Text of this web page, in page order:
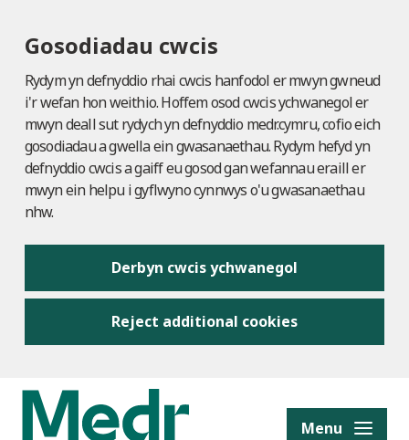
Gosodiadau cwcis
Rydym yn defnyddio rhai cwcis hanfodol er mwyn gwneud
i'r wefan hon weithio. Hoffem osod cwcis ychwanegol er
mwyn deall sut rydych yn defnyddio medr.cymru, cofio eich
gosodiadau a gwella ein gwasanaethau. Rydym hefyd yn
defnyddio cwcis a gaiff eu gosod gan wefannau eraill er
mwyn ein helpu i gyflwyno cynnwys o'u gwasanaethau
nhw.
Derbyn cwcis ychwanegol
Reject additional cookies
content Menu